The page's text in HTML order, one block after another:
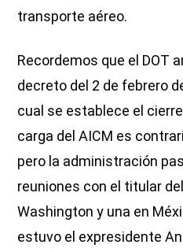
transporte aéreo.
Recordemos que el DOT
decreto del 2 de febrero
cual se establece el
carga del AICM es
pero la administración
reuniones con el titular del
Washington y una en
estuvo el expresidente